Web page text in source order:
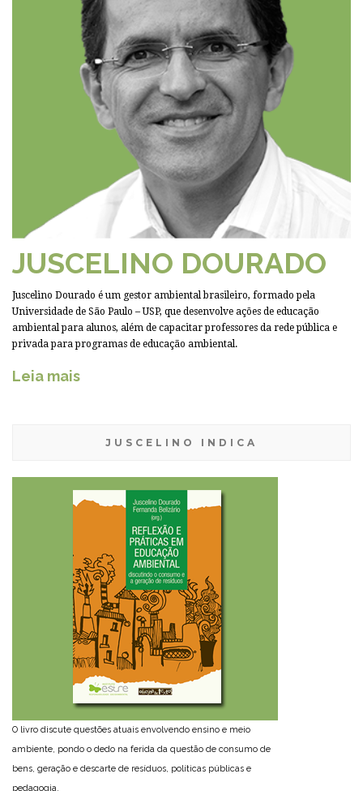
JUSCELINO DOURADO
Juscelino Dourado é um gestor ambiental brasileiro, formado pela
Universidade de São Paulo – USP, que desenvolve ações de educação
ambiental para alunos, além de capacitar professores da rede pública e
privada para programas de educação ambiental.
Leia mais
JUSCELINO INDICA
O livro discute questões atuais envolvendo ensino e meio
ambiente, pondo o dedo na ferida da questão de consumo de
bens, geração e descarte de resíduos, políticas públicas e
pedagogia.